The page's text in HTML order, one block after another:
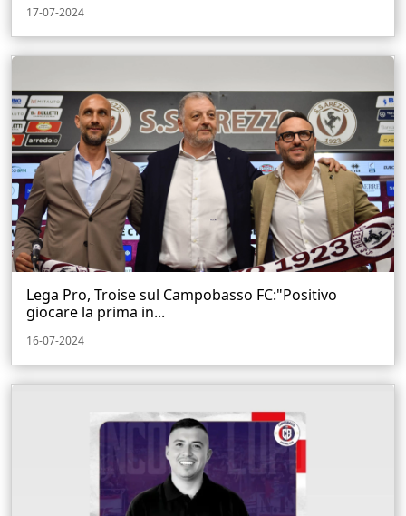
17-07-2024
Lega Pro, Troise sul Campobasso FC:"Positivo
giocare la prima in...
16-07-2024